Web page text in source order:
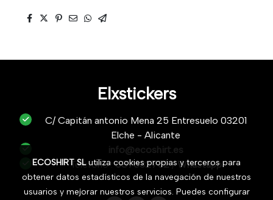
Elxstickers
C/ Capitán antonio Mena 25 Entresuelo 03201
Elche - Alicante
info@ecoshirt.es
Teléfono :687632752/Whastapp
ECOSHIRT SLutiliza cookies propias y terceros para
obtener datos estadísticos de la navegación de nuestros
usuarios y mejorar nuestros servicios. Puedes configurar